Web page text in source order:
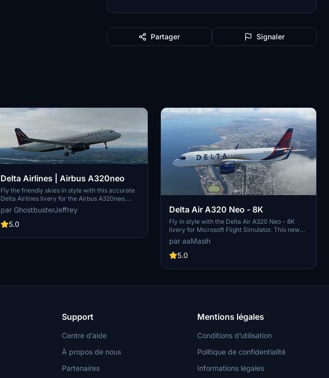
Partager Signaler
Delta Airlines | Airbus A320neo
Fly the friendly skies in style with this accurate
Delta Airlines livery for the Airbus A320neo.
Enhance your virtual aviation experience with
this detailed re-creation of the real-life
counterpart. Simply extract the files and move
installation.
par GhostbusterJeffrey
5.0
Delta Air A320 Neo - 8K
Fly in style with the Delta Air A320 Neo - 8K
livery for Microsoft Flight Simulator. This new
livery consideration brings the iconic Delta Air
Lines design to the skies, thanks to Herrick25.
Follow simple steps to install and elevate your
aaMasih, get ready to showcase Deltas legacy
par aaMasih
5.0
Support
Centre d’aide
À propos de nous
Partenaires
Mentions légales
Conditions d’utilisation
Politique de confidentialité
Informations légales